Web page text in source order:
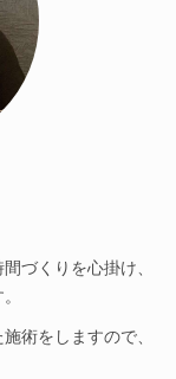
づくりを心掛け、
術をしますので、